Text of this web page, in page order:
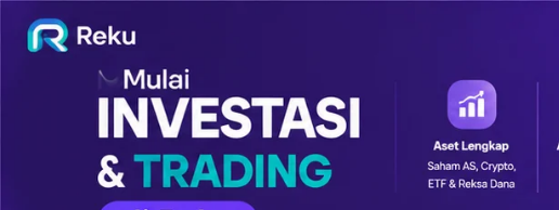
LATEST
Dua Pendaki Gunung Piramid
Bondowoso Ditemukan Tewas
di Jurang 60 Meter, Evakuasi
Terkendala Medan Ekstrem
4 AGUSTUS 2026